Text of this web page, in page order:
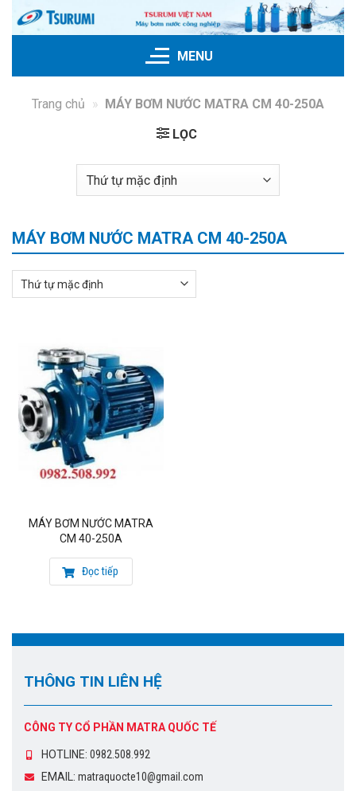
qua
MENU
Trang chủ » MÁY BƠM NƯỚC MATRA CM 40-250A
LỌC
MÁY BƠM NƯỚC MATRA CM 40-250A
MÁY BƠM NƯỚC MATRA
CM 40-250A
Đọc tiếp
THÔNG TIN LIÊN HỆ
CÔNG TY CỔ PHẦN MATRA QUỐC TẾ
HOTLINE: 0982.508.992
EMAIL: matraquocte10@gmail.com